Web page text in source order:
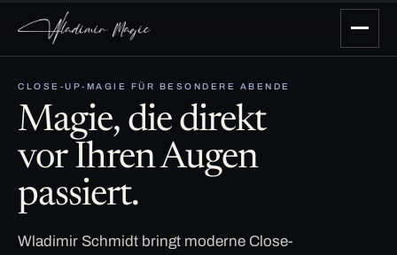
CLOSE-UP-MAGIE FÜR BESONDERE ABENDE
Magie, die direkt
vor Ihren Augen
passiert.
Wladimir Schmidt bringt moderne Close-